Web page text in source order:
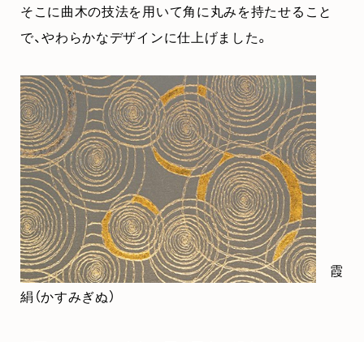
そこに曲木の技法を用いて角に丸みを持たせること
で、やわらかなデザインに仕上げました。
霞
絹（かすみぎぬ）